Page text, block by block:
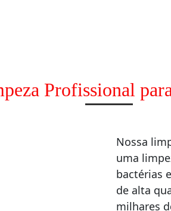
Profissional
Nossa
uma
bactérias
de alta
milhares